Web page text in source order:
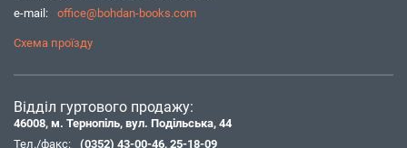
e-mail:
office@bohdan-books.com
Схема проїзду
Відділ гуртового продажу:
46008, м. Тернопіль, вул. Подільська, 44
Тел./факс:
(0352) 43-00-46, 25-18-09